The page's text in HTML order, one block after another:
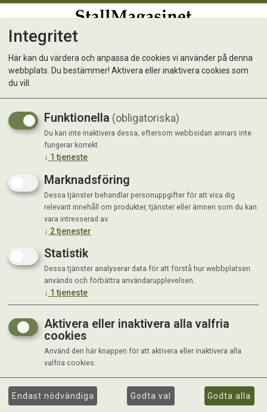
Ozami Premium Chew Roll
Puppy 18cm
Integritet
Här kan du värdera och anpassa de cookies vi använder på denna
webbplats. Du bestämmer! Aktivera eller inaktivera cookies som
du vill.
Funktionella (obligatoriska)
Du kan inte inaktivera dessa, eftersom webbsidan annars inte
fungerar korrekt.
↓ 1 tjeneste
Marknadsföring
Dessa tjänster behandlar personuppgifter för att visa dig
relevant innehåll om produkter, tjänster eller ämnen som du kan
vara intresserad av.
↓ 2tjenester
Statistik
Dessa tjänster analyserar data för att förstå hur webbplatsen
används och förbättra användarupplevelsen.
↓ 1 tjeneste
Aktivera eller inaktivera alla valfria
cookies
Använd den här knappen för att aktivera eller inaktivera alla
valfria cookies.
Endast nödvändiga Godta val Godta alla